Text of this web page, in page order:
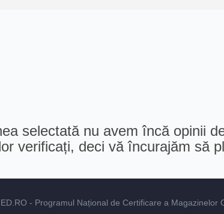
selectată nu avem încă opinii
verificați, deci vă încurajăm să
- Programul Național de Certificare a Magazinelor